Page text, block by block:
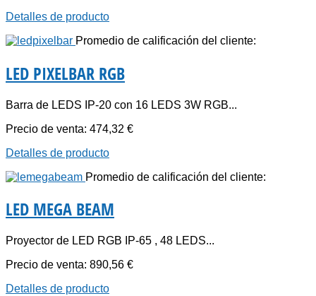
Detalles de producto
Promedio de calificación del cliente:
LED PIXELBAR RGB
Barra de LEDS IP-20 con 16 LEDS 3W RGB...
Precio de venta: 474,32 €
Detalles de producto
Promedio de calificación del cliente:
LED MEGA BEAM
Proyector de LED RGB IP-65 , 48 LEDS...
Precio de venta: 890,56 €
Detalles de producto